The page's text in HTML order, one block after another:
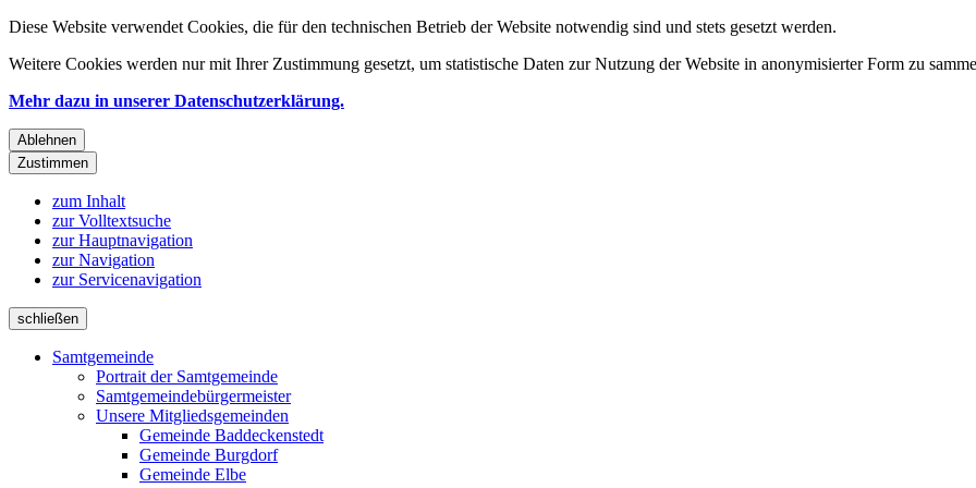
Diese Website verwendet Cookies, die für den technischen Betrieb der Website notwendig sind und stets gesetzt werden.
Weitere Cookies werden nur mit Ihrer Zustimmung gesetzt, um statistische Daten zur Nutzung der Website in anonymisierter Form zu
Mehr dazu in unserer Datenschutzerklärung.
Ablehnen
Zustimmen
zum Inhalt
zur Volltextsuche
zur Hauptnavigation
zur Navigation
zur Servicenavigation
schließen
Samtgemeinde
Portrait der Samtgemeinde
Samtgemeindebürgermeister
Unsere Mitgliedsgemeinden
Gemeinde Baddeckenstedt
Gemeinde Burgdorf
Gemeinde Elbe